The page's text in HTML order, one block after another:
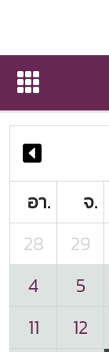
ปฏิทินกิจ
ปฏิทินกิจก
อา.
จ.
28
29
4
5
11
12